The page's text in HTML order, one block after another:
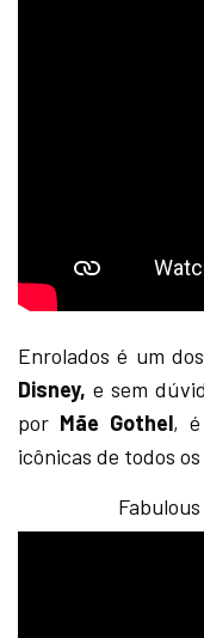
Enrolados é um
Disney, e sem
por Mãe Gothel, é
icônicas de todos